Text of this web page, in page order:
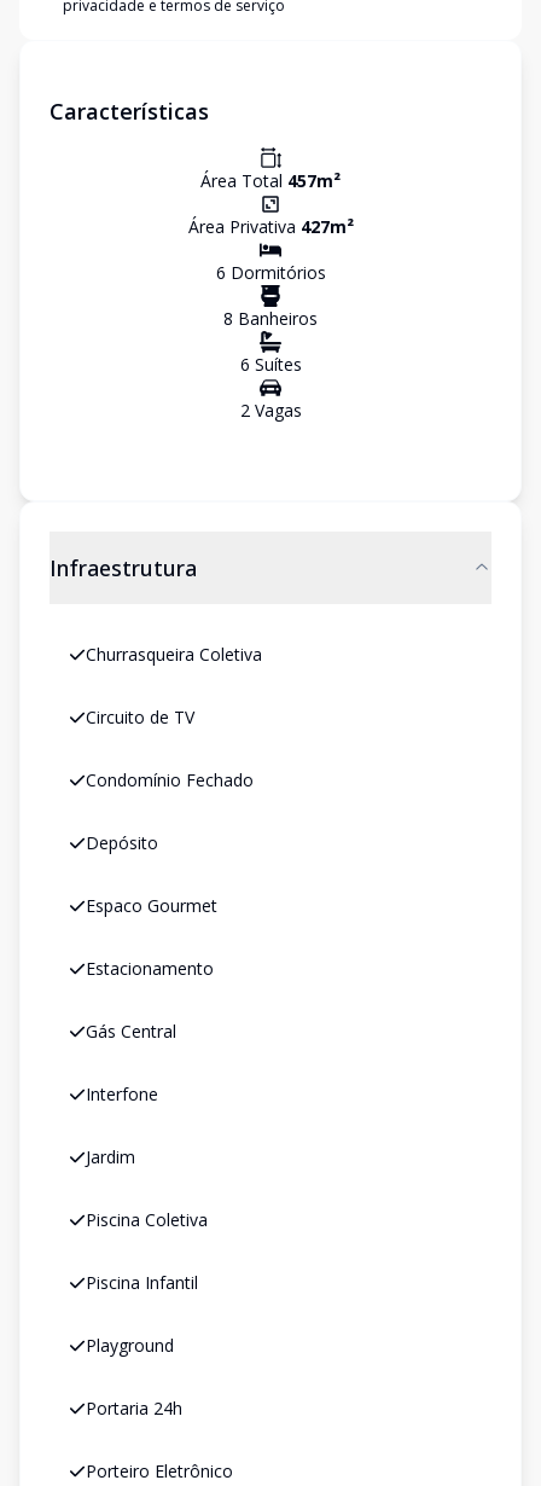
privacidade e termos de serviço
Características
Área Total 457m²
Área Privativa 427m²
6 Dormitórios
8 Banheiros
6 Suítes
2Vagas
Infraestrutura
Churrasqueira Coletiva
Circuito de TV
Condomínio Fechado
Depósito
Espaco Gourmet
Estacionamento
Gás Central
Interfone
Jardim
Piscina Coletiva
Piscina Infantil
Playground
Portaria 24h
Porteiro Eletrônico